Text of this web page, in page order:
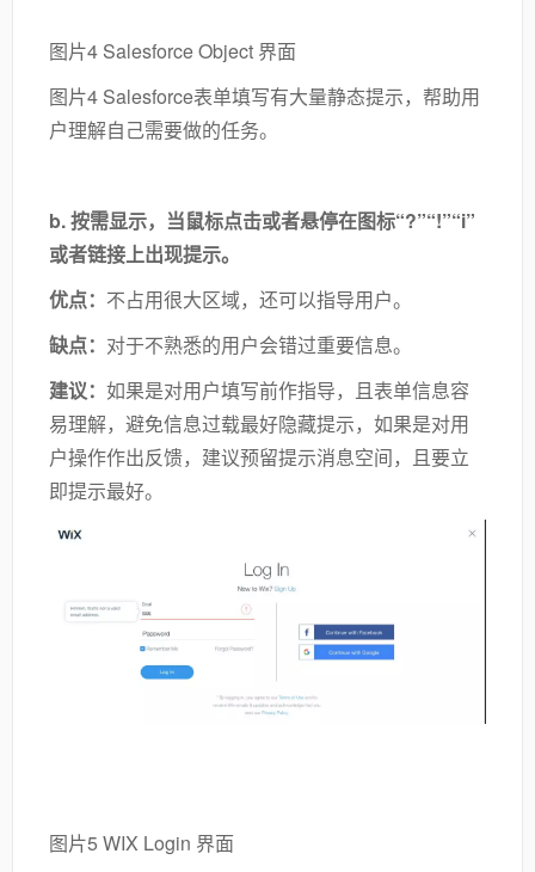
图片4 Salesforce Object 界面
图片4 Salesforce表单填写有大量静态提示，帮助用
户理解自己需要做的任务。
b.按需显示，当鼠标点击或者悬停在图标“?”“!”“i”
或者链接上出现提示。
优点： 不占用很大区域，还可以指导用户。
缺点： 对于不熟悉的用户会错过重要信息。
建议： 如果是对用户填写前作指导，且表单信息容
易理解，避免信息过载最好隐藏提示，如果是对用
户操作作出反馈，建议预留提示消息空间，且要立
即提示最好。
图片5 WIX Login 界面